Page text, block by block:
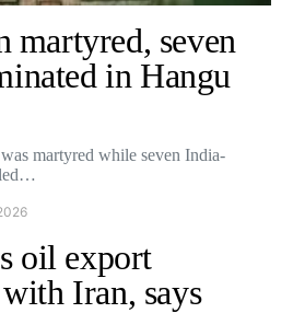
martyred, seven
in Hangu
martyred while seven India-
oil export
Iran, says